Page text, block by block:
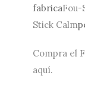
fabricaFou-
Stick Calm
Compra el
aquí.